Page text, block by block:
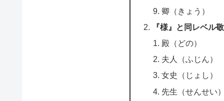
卿（きょう）
『様』と同レベル
殿（どの）
夫人（ふじん）
女史（じょし）
先生（せんせい）